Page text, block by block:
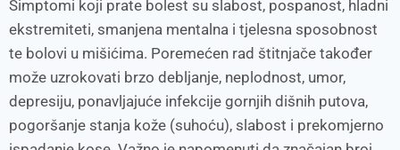
Simptomi koji prate bolest su slabost, pospanost, hladni
ekstremiteti, smanjena mentalna i tjelesna sposobnost
te bolovi u mišićima. Poremećen rad štitnjače također
može uzrokovati brzo debljanje, neplodnost, umor,
depresiju, ponavljajuće infekcije gornjih dišnih putova,
pogoršanje stanja kože (suhoću), slabost i prekomjerno